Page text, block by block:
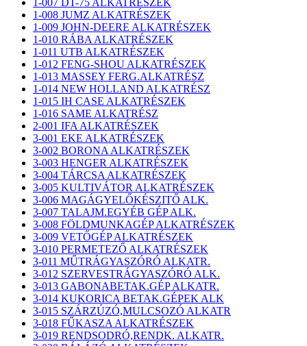
1-008 JUMZ ALKATRÉSZEK
1-009 JOHN-DEERE ALKATRÉSZEK
1-010 RÁBA ALKATRÉSZEK
1-011 UTB ALKATRÉSZEK
1-012 FENG-SHOU ALKATRÉSZEK
1-013 MASSEY FERG.ALKATRÉSZ
1-014 NEW HOLLAND ALKATRÉSZ
1-015 IH CASE ALKATRÉSZEK
1-016 SAME ALKATRÉSZ
2-001 IFA ALKATRÉSZEK
3-001 EKE ALKATRÉSZEK
3-002 BORONA ALKATRÉSZEK
3-003 HENGER ALKATRÉSZEK
3-004 TÁRCSA ALKATRÉSZEK
3-005 KULTIVÁTOR ALKATRÉSZEK
3-006 MAGÁGYELŐKÉSZITŐ ALK.
3-007 TALAJM.EGYÉB GÉP ALK.
3-008 FÖLDMUNKAGÉP ALKATRÉSZEK
3-009 VETŐGÉP ALKATRÉSZEK
3-010 PERMETEZŐ ALKATRÉSZEK
3-011 MŰTRÁGYASZÓRÓ ALKATR.
3-012 SZERVESTRÁGYASZÓRÓ ALK.
3-013 GABONABETAK.GÉP ALKATR.
3-014 KUKORICA BETAK.GÉPEK ALK
3-015 SZÁRZÚZÓ,MULCSOZÓ ALKATR
3-018 FŰKASZA ALKATRÉSZEK
3-019 RENDSODRÓ,RENDK. ALKATR.